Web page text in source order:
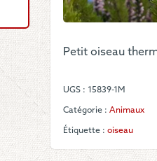
Petit oiseau
UGS : 15839-1M
Catégorie : Animaux
Étiquette : oiseau